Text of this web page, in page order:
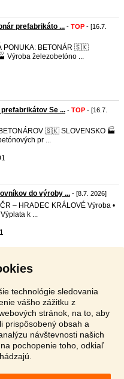
technológie sledovania
vášho zážitku z
stránok, na to, aby
prispôsobený obsah a
návštevnosti našich
pochopenie toho, odkiaľ
prefabrikáto ... - TOP - [16.7.
PONUKA: BETONÁR 🇸🇰
Výroba železobetóno ...
Se ... - TOP - [16.7.
🇸🇰 SLOVENSKO 🏭
pr ...
do výroby ... - [8.7. 2026]
– HRADEC KRÁLOVÉ Výroba •
k ...
s praxou, ktorí majú
pr ...
45